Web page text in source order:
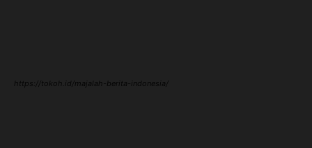
https://tokoh.id/majalah-berita-indonesia/